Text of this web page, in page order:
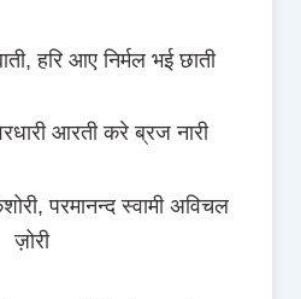
हरि आए निर्मल भई छाती
आरती करे ब्रज नारी
परमानन्द स्वामी अविचल
ज़ोरी